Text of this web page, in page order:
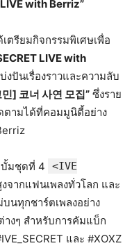
with Berriz”
ตรียมกิจกรรมพิเศษเพื่อ
LIVE with
ปันเรื่องราวและความลับ
] 코너 사연 모집” ซึ่งราย
ตามได้ที่คอมมูนิตี้อย่าง
บั้มชุดที่ 4
<IVE
จากแฟนเพลงทั่วโลก และ
นทุกชาร์ตเพลงอย่าง
งๆ สำหรับการคัมแบ็ก
และ #XOXZ